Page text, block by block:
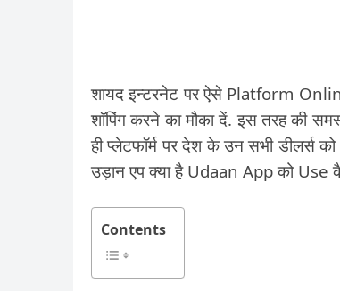
शायद इन्टरनेट पर ऐसे Platform
शॉपिंग करने का मौका दें. इस तरह की
ही प्लेटफॉर्म पर देश के उन सभी डीलर्स
उड़ान एप क्या है Udaan App को
Contents